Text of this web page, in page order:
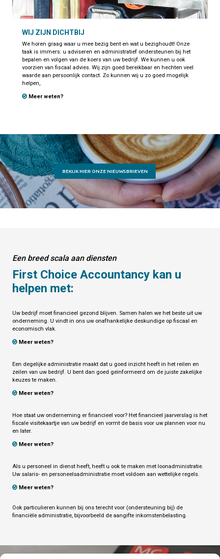
WIJ ZIJN DICHTBIJ
We horen graag waar u mee bezig bent en wat u bezighoudt! Onze
taak is immers: u adviseren en administratief ondersteunen bij het
bepalen en volgen van de koers van uw bedrijf. We kunnen u ook
voorzien van fiscaal advies. Wij zijn goed bereikbaar en hechten veel
waarde aan persoonlijk contact. Zo kunnen wij u zo goed mogelijk
helpen,
Meer weten?
BEKIJK HIER ONZE NIEUWSBRIEVEN
Een breed scala aan diensten
First Choice Accountancy kan u
helpen met:
Uw bedrijf moet financieel gezond blijven. Samen halen we het beste uit uw
onderneming. U vindt in ons uw onafhankelijke deskundige op fiscaal en
economisch vlak.
Meer weten?
Een degelijke administratie maakt dat u goed inzicht heeft in het reilen en
zeilen van uw bedrijf. U bent dan goed geïnformeerd om de juiste zakelijke
keuzes te maken.
Meer weten?
Hoe staat uw onderneming er financieel voor? Het financieel jaarverslag is het
fiscale visitekaartje van uw bedrijf en vormt de basis voor uw plannen voor nu
en later.
Meer weten?
Als u personeel in dienst heeft, heeft u ook te maken met loonadministratie.
Uw salaris- en personeelsadministratie moet voldoen aan wettelijke regels.
Meer weten?
Ook particulieren kunnen bij ons terecht voor (ondersteuning bij) de
financiële administratie, bijvoorbeeld de aangifte inkomstenbelasting.